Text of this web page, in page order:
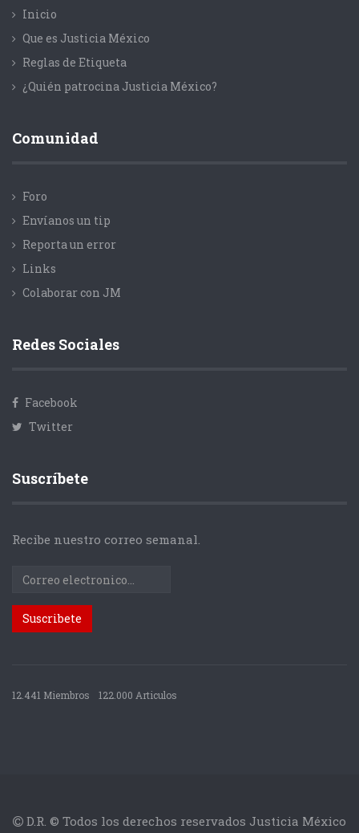
Inicio
Que es Justicia México
Reglas de Etiqueta
¿Quién patrocina Justicia México?
Comunidad
Foro
Envíanos un tip
Reporta un error
Links
Colaborar con JM
Redes Sociales
Facebook
Twitter
Suscríbete
Recibe nuestro correo semanal.
12.441 Miembros 122.000 Articulos
D.R. © Todos los derechos reservados Justicia México